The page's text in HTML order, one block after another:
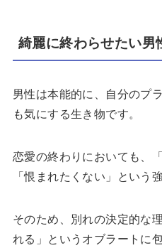
綺麗に終わらせたい男
男性は本能的に、自分のプ
も気にする生き物です。
恋愛の終わりにおいても、
「恨まれたくない」という
そのため、別れの決定的な
れる」というオブラートに